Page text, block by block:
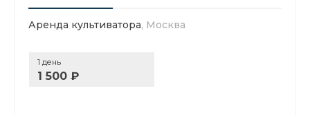
Аренда культиватора, Москва
1 день
1 500 ₽